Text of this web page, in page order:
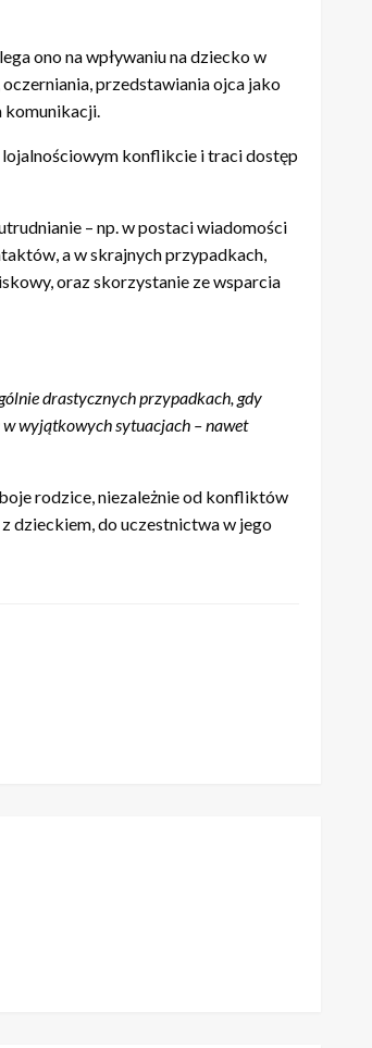
ono na wpływaniu na dziecko w
przedstawiania ojca jako
komunikacji.
lojalnościowym konflikcie i traci dostęp
– np. w postaci wiadomości
a w skrajnych przypadkach,
oraz skorzystanie ze wsparcia
drastycznych przypadkach, gdy
w wyjątkowych sytuacjach – nawet
rodzice, niezależnie od konfliktów
dzieckiem, do uczestnictwa w jego